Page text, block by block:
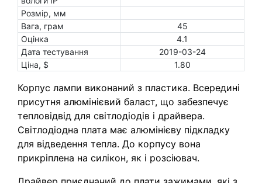
Розмір, мм
Вага, грам
45
Оцінка
4.1
Дата тестування
2019-03-24
Ціна, $
1.80
Корпус лампи виконаний з пластика. Всередині
присутня алюмінієвий баласт, що забезпечує
тепловідвід для світлодіодів і драйвера.
Світлодіодна плата має алюмінієву підкладку
для відведення тепла. До корпусу вона
прикріплена на силікон, як і розсіювач.